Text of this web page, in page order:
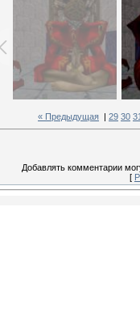
« Предыдущая 29 30
Добавлять комментарии
[